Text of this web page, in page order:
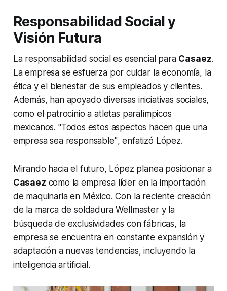
Responsabilidad Social y
Visión Futura
La responsabilidad social es esencial para Casaez.
La empresa se esfuerza por cuidar la economía, la
ética y el bienestar de sus empleados y clientes.
Además, han apoyado diversas iniciativas sociales,
como el patrocinio a atletas paralímpicos
mexicanos. "Todos estos aspectos hacen que una
empresa sea responsable", enfatizó López.
Mirando hacia el futuro, López planea posicionar a
Casaez como la empresa líder en la importación
de maquinaria en México. Con la reciente creación
de la marca de soldadura Wellmaster y la
búsqueda de exclusividades con fábricas, la
empresa se encuentra en constante expansión y
adaptación a nuevas tendencias, incluyendo la
inteligencia artificial.